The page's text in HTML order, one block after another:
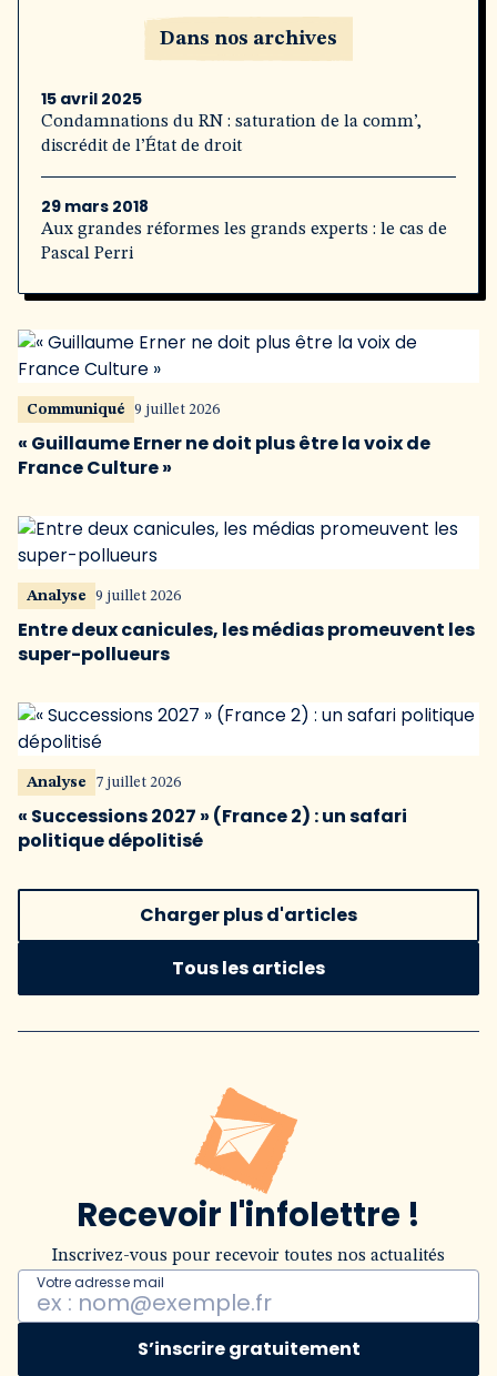
Dans nos archives
15 avril 2025
Condamnations du RN : saturation de la comm’,
discrédit de l’État de droit
29 mars 2018
Aux grandes réformes les grands experts : le cas de
Pascal Perri
Communiqué 9 juillet 2026
« Guillaume Erner ne doit plus être la voix de
France Culture »
Analyse 9 juillet 2026
Entre deux canicules, les médias promeuvent les
super-pollueurs
Analyse 7 juillet 2026
« Successions 2027 » (France 2) : un safari
politique dépolitisé
Charger plus d'articles
Tous les articles
Recevoir l'infolettre !
Inscrivez-vous pour recevoir toutes nos actualités
Votre adresse mail
S’inscrire gratuitement